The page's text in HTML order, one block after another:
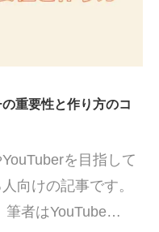
重要性と作り方のコ
を目指して
向けの記事です。
筆者はYouTube…